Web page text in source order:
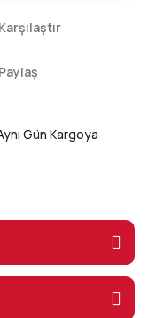
Karşılaştır
Paylaş
Gün Kargoya